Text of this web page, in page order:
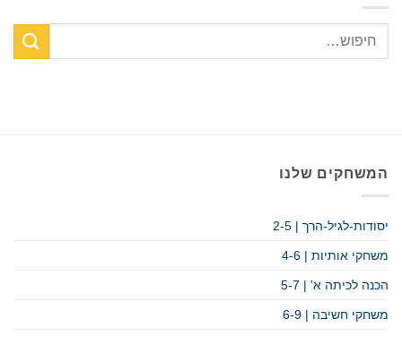
המשחקים שלנו
יסודות-לגיל-הרך | 2-5
משחקי אותיות | 4-6
הכנה לכיתה א' | 5-7
משחקי חשיבה | 6-9